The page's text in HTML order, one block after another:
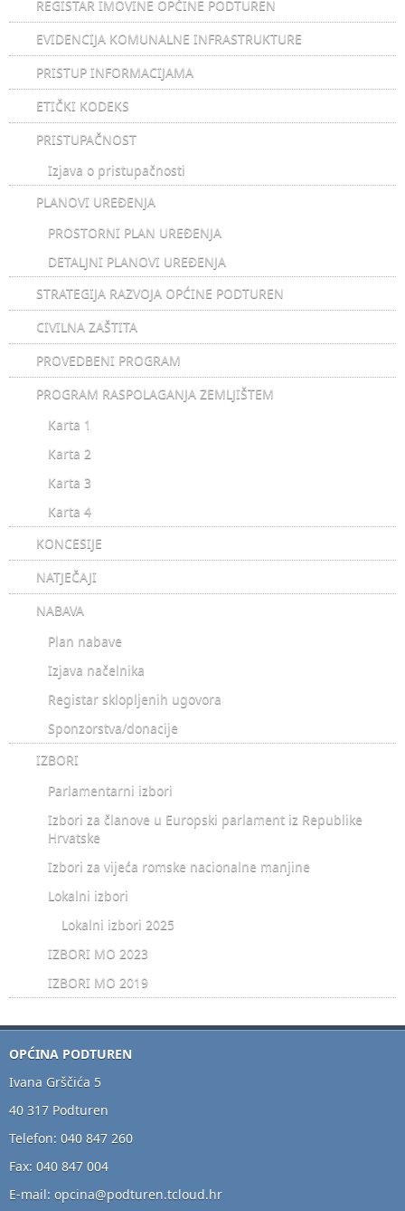
REGISTAR IMOVINE OPĆINE PODTUREN
EVIDENCIJA KOMUNALNE INFRASTRUKTURE
PRISTUP INFORMACIJAMA
ETIČKI KODEKS
PRISTUPAČNOST
Izjava o pristupačnosti
PLANOVI UREĐENJA
PROSTORNI PLAN UREĐENJA
DETALJNI PLANOVI UREĐENJA
STRATEGIJA RAZVOJA OPĆINE PODTUREN
CIVILNA ZAŠTITA
PROVEDBENI PROGRAM
PROGRAM RASPOLAGANJA ZEMLJIŠTEM
Karta 1
Karta 2
Karta 3
Karta 4
KONCESIJE
NATJEČAJI
NABAVA
Plan nabave
Izjava načelnika
Registar sklopljenih ugovora
Sponzorstva/donacije
IZBORI
Parlamentarni izbori
Izbori za članove u Europski parlament iz Republike
Hrvatske
Izbori za vijeća romske nacionalne manjine
Lokalni izbori
Lokalni izbori 2025
IZBORI MO 2023
IZBORI MO 2019
OPĆINA PODTUREN
Ivana Grščića 5
40 317 Podturen
Telefon: 040 847 260
Fax: 040 847 004
E-mail: opcina@podturen.tcloud.hr